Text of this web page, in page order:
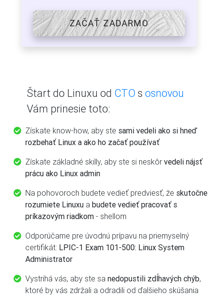
ZAČAŤ ZADARMO
Štart do Linuxu od CTO sosnovou
Vám prinesie toto:
Získate know-how, aby ste sami vedeli ako si hneď
rozbehať Linux a ako ho začať používať
Získate základné skilly, aby ste si neskôr vedeli nájsť
prácu ako Linux admin
Na pohovoroch budete vedieť predviesť, že skutočne
rozumiete Linuxu a budete vedieť pracovať s
príkazovým riadkom - shellom
Odporúčame pre úvodnú prípavu na priemyselný
certifikát: LPIC-1 Exam 101-500: Linux System
Administrator
Vystrihá vás, aby ste sa nedopustili zdĺhavých chýb,
ktoré by vás zdržali a odradili od ďalšieho skúšania